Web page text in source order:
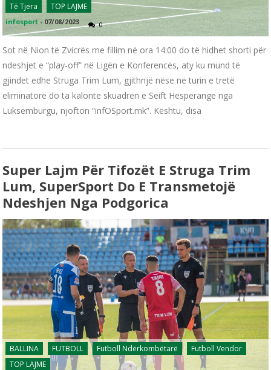
Të Tjera
TOP LAJME
infosport - 07/08/2023 0
Sot në Nion të Zvicrës me fillim në ora 14:00 do të hidhet shorti për
ndeshjet e “play-off” në Ligën e Konferencës, aty ku mund të
gjindet edhe Struga Trim Lum, gjithnjë nëse në turin e tretë
eliminatorë do ta kalonte skuadrën e Sëift Hesperange nga
Luksemburgu, njofton “infOSport.mk”. Kështu, disa
Super Lajm Për Tifozët E Struga Trim
Lum, SuperSport Do E Transmetojë
Ndeshjen Nga Podgorica
BALLINA FUTBOLL Futboll Ndërkombëtarë
Futboll Vendor
TOP LAJME